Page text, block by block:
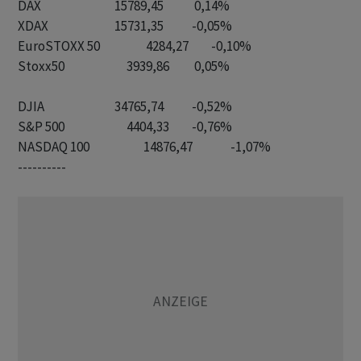
DAX              		15789,45		 0,14%
XDAX            		15731,35		-0,05%
EuroSTOXX 50		     4284,27		-0,10%
Stoxx50        		     3939,86		 0,05%
DJIA             		34765,74		-0,52%
S&P 500        		     4404,33		-0,76%
----------